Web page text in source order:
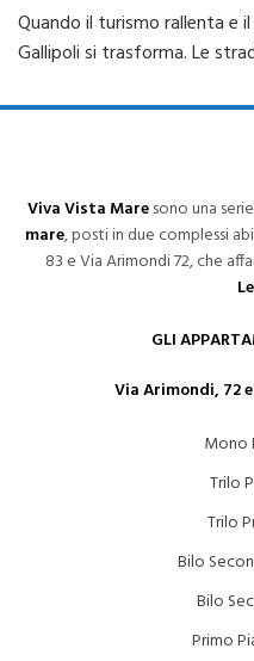
Quando il turismo rallenta e
Gallipoli si trasforma. Le
Viva Vista Maresono una
mare, posti in due complessi
83 e Via Arimondi 72, che
GLI
Via Arimondi, 72
Mono
Trilo
Trilo
Bilo
Bilo
Primo